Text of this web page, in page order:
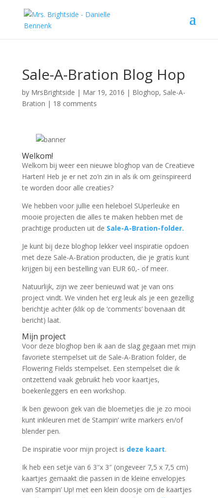
Sale-A-Bration Blog Hop
by MrsBrightside | Mar 19, 2016 | Bloghop, Sale-A-
Bration | 18 comments
Welkom!
Welkom bij weer een nieuwe bloghop van de Creatieve
Harten! Heb je er net zo’n zin in als ik om geïnspireerd
te worden door alle creaties?
We hebben voor jullie een heleboel SUperleuke en
mooie projecten die alles te maken hebben met de
prachtige producten uit de Sale-A-Bration-folder.
Je kunt bij deze bloghop lekker veel inspiratie opdoen
met deze Sale-A-Bration producten, die je gratis kunt
krijgen bij een bestelling van EUR 60,- of meer.
Natuurlijk, zijn we zeer benieuwd wat je van ons
project vindt. We vinden het erg leuk als je een gezellig
berichtje achter (klik op de ‘comments’ bovenaan dit
bericht) laat.
Mijn project
Voor deze bloghop ben ik aan de slag gegaan met mijn
favoriete stempelset uit de Sale-A-Bration folder, de
Flowering Fields stempelset. Een stempelset die ik
ontzettend vaak gebruikt heb voor kaartjes,
boekenleggers en een workshop.
Ik ben gewoon gek van die bloemetjes die je zo mooi
kunt inkleuren met de Stampin’ write markers en/of
blender pen.
De inspiratie voor mijn project is deze kaart.
Ik heb een setje van 6 3″x 3″ (ongeveer 7,5 x 7,5 cm)
kaartjes gemaakt die passen in de kleine envelopjes
van Stampin’ Up! met een klein doosje om de kaartjes